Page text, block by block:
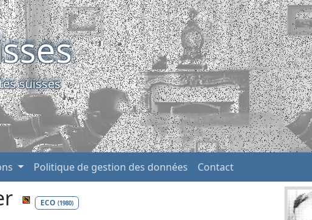
suisses
Politique de gestion des données Contact
ECO (1980)